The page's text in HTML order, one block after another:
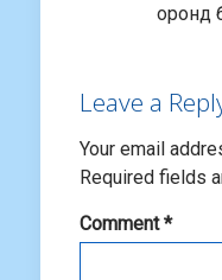
оронд
Leave a
Your email
Required fields
Comment*